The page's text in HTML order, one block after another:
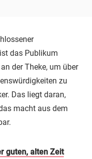
das Publikum
der Theke, um über
zu
Das liegt daran,
macht aus dem
guten, alten Zeit